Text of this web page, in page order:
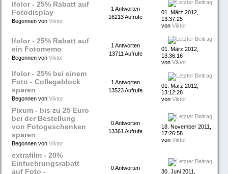
Ifolor - 25% Rabatt auf
Fotodisplay
Begonnen von Viktor
1 Antworten
16213 Aufrufe
01. März 2012,
13:37:25
von Viktor
Ifolor - 25% Rabatt auf
ein Fotomemo
Begonnen von Viktor
1 Antworten
13711 Aufrufe
01. März 2012,
13:36:16
von Viktor
Ifolor - 25% bei einem
Foto - Collegeblock
sparen
Begonnen von Viktor
1 Antworten
13523 Aufrufe
01. März 2012,
13:12:28
von Viktor
Pixum - bis zu 25 Euro
bei der Bestellung
von Fotogeschenken
sparen
Begonnen von Viktor
0 Antworten
13361 Aufrufe
18. November 2011,
17:26:58
von Viktor
extrafilm - 20%
Einfuehrungsrabatt
auf Foto -
0 Antworten
30. Juni 2011,